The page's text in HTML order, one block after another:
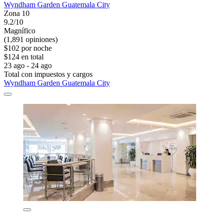
Wyndham Garden Guatemala City
Zona 10
9.2/10
Magnífico
(1,891 opiniones)
$102 por noche
$124 en total
23 ago - 24 ago
Total con impuestos y cargos
Wyndham Garden Guatemala City